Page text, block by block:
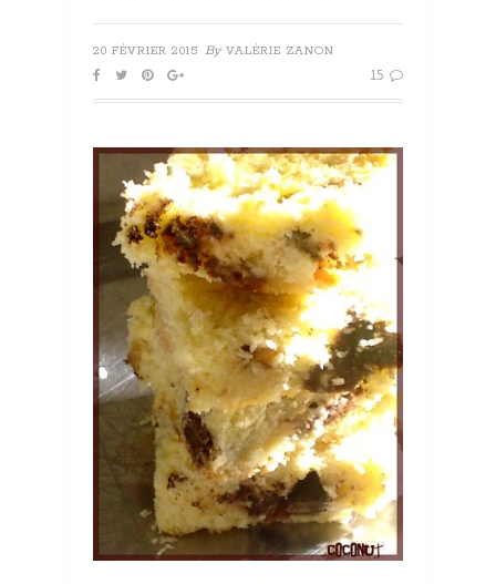
20 FÉVRIER 2015 By VALÉRIE ZANON
15